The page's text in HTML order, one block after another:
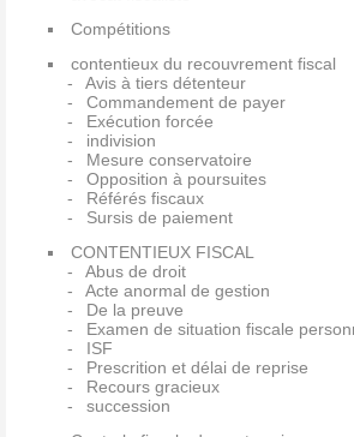
Compétitions
contentieux du recouvrement fiscal
Avis à tiers détenteur
Commandement de payer
Exécution forcée
indivision
Mesure conservatoire
Opposition à poursuites
Référés fiscaux
Sursis de paiement
CONTENTIEUX FISCAL
Abus de droit
Acte anormal de gestion
De la preuve
Examen de situation fiscale
ISF
Prescrition et délai de reprise
Recours gracieux
succession